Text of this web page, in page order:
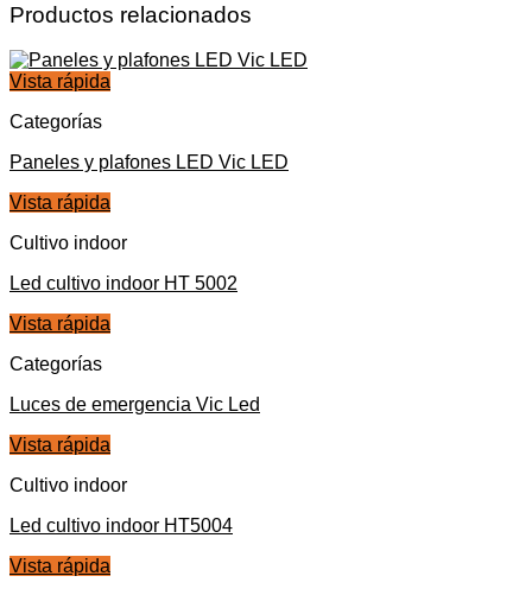
Productos relacionados
Vista rápida
Categorías
Paneles y plafones LED Vic LED
Vista rápida
Cultivo indoor
Led cultivo indoor HT 5002
Vista rápida
Categorías
Luces de emergencia Vic Led
Vista rápida
Cultivo indoor
Led cultivo indoor HT5004
Vista rápida